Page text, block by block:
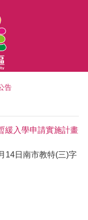
告
緩入學申請實施計畫
14日南市教特(三)字